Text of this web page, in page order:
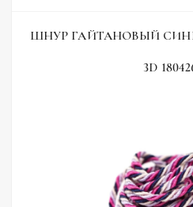
ШНУР ГАЙТАНОВЫЙ
3D